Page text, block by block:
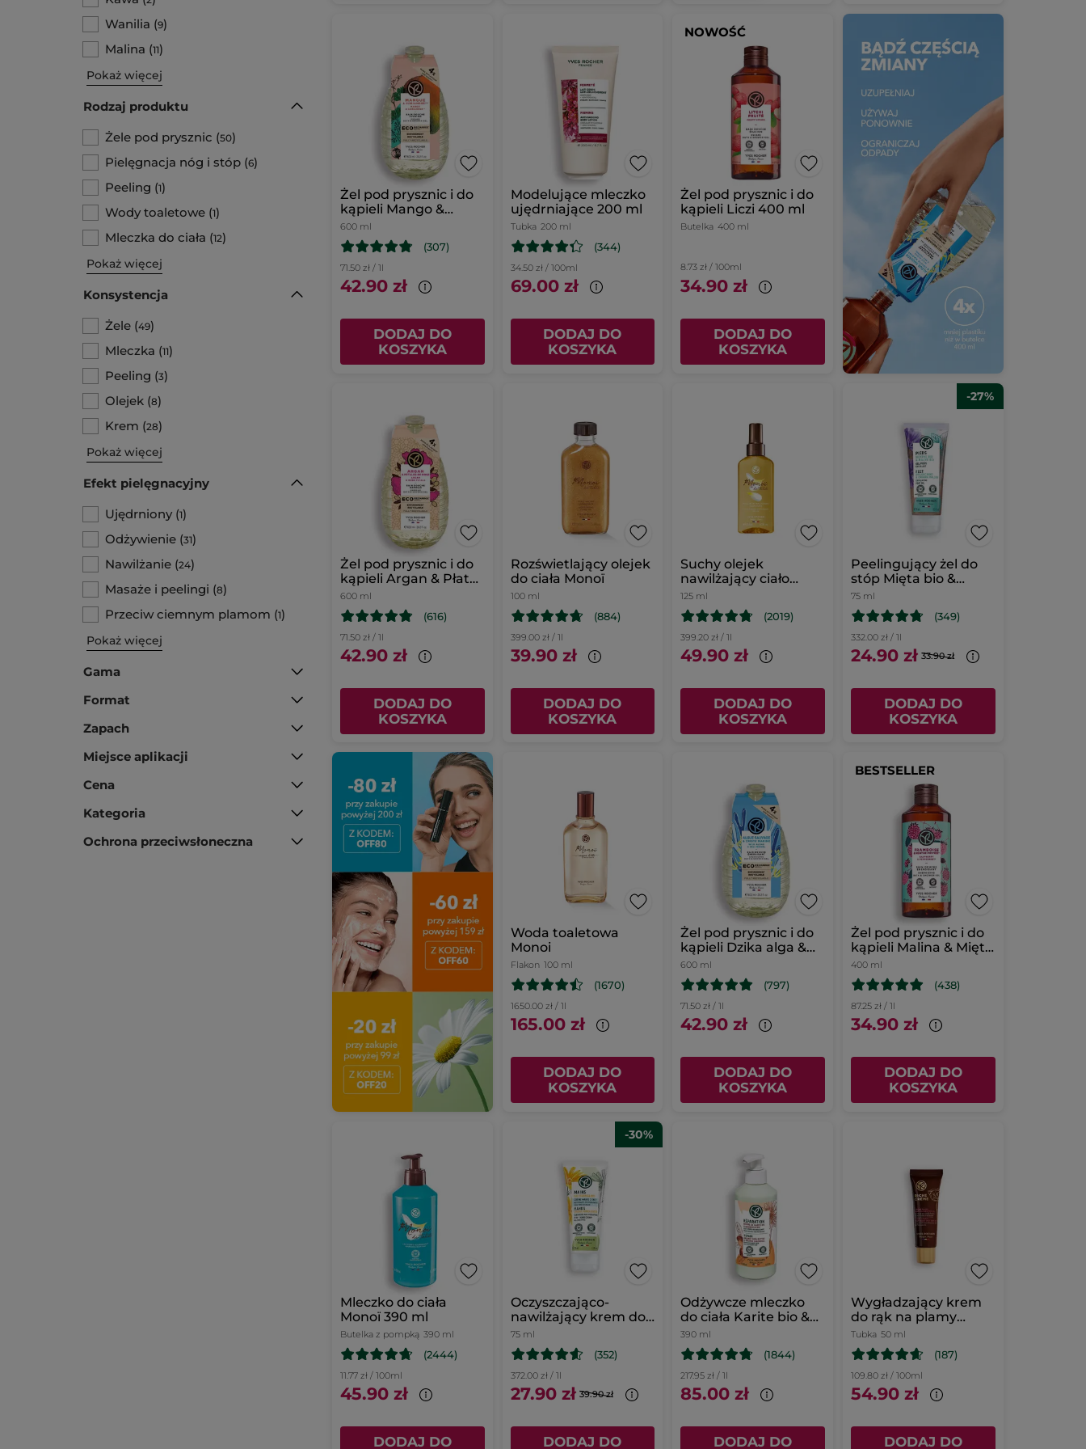
Wanilia (9)
Malina (11)
Pokaż więcej
Rodzaj produktu
Żele pod prysznic (50)
Pielęgnacja nóg i stóp (6)
Peeling (1)
Wody toaletowe (1)
Mleczka do ciała (12)
Pokaż więcej
Konsystencja
Żele (49)
Mleczka (11)
Peeling (3)
Olejek (8)
Krem (28)
Pokaż więcej
Efekt pielęgnacyjny
Ujędrniony (1)
Odżywienie (31)
Nawilżanie (24)
Masaże i peelingi (8)
Przeciw ciemnym plamom (1)
Pokaż więcej
Gama
Format
Zapach
Miejsce aplikacji
Cena
Kategoria
Ochrona przeciwsłoneczna
Żel pod prysznic i do
kąpieli Mango &
Kolendra uzupełniacz
600 ml
(307)
71.50 zł / 1l
42.90 zł
DODAJ DO
KOSZYKA
Modelujące mleczko
ujędrniające 200 ml
Tubka 200 ml
(344)
34.50 zł / 100ml
69.00 zł
DODAJ DO
KOSZYKA
NOWOŚĆ
Żel pod prysznic i do
kąpieli Liczi 400 ml
Butelka 400 ml
8.73 zł / 100ml
34.90 zł
DODAJ DO
KOSZYKA
Żel pod prysznic i do
kąpieli Argan & Płatki
róź uzupełniacz
600 ml
(616)
71.50 zł / 1l
42.90 zł
DODAJ DO
KOSZYKA
Rozświetlający olejek
do ciała Monoï
100 ml
(884)
399.00 zł / 1l
39.90 zł
DODAJ DO
KOSZYKA
Suchy olejek
nawilżający ciało
Monoi
125 ml
(2019)
399.20 zł / 1l
49.90 zł
DODAJ DO
KOSZYKA
-27%
Peelingujący żel do
stóp Mięta bio &
Malwa bio
75 ml
(349)
332.00 zł / 1l
24.90 zł 33.90 zł
DODAJ DO
KOSZYKA
Woda toaletowa
Monoi
Flakon 100 ml
(1670)
1650.00 zł / 1l
165.00 zł
DODAJ DO
KOSZYKA
Żel pod prysznic i do
kąpieli Dzika alga &
Koper morski
uzupełniacz
600 ml
(797)
71.50 zł / 1l
42.90 zł
DODAJ DO
KOSZYKA
BESTSELLER
Żel pod prysznic i do
kąpieli Malina & Mięta
400 ml
400 ml
(438)
87.25 zł / 1l
34.90 zł
DODAJ DO
KOSZYKA
Mleczko do ciała
Monoï 390 ml
Butelka z pompką 390 ml
(2444)
11.77 zł / 100ml
45.90 zł
DODAJ DO
-30%
Oczyszczająco-
nawilżający krem do
rąk 2 w 1 z wodą z
arniki bio
75 ml
(352)
372.00 zł / 1l
27.90 zł 39.90 zł
DODAJ DO
Odżywcze mleczko
do ciała Karite bio &
Nagietek bio
390 ml
(1844)
217.95 zł / 1l
85.00 zł
DODAJ DO
Wygładzający krem
do rąk na plamy
pigmentacyjne SPF
30
Tubka 50 ml
(187)
109.80 zł / 100ml
54.90 zł
DODAJ DO